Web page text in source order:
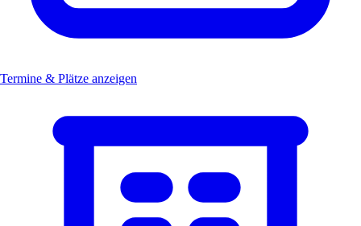
Termine & Plätze anzeigen